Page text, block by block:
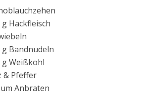
g Hackfleisch
g Bandnudeln
g Weißkohl
& Pfeffer
Anbraten